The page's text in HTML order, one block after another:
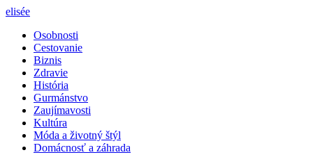
elisée
Osobnosti
Cestovanie
Biznis
Zdravie
História
Gurmánstvo
Zaujímavosti
Kultúra
Móda a životný štýl
Domácnosť a záhrada